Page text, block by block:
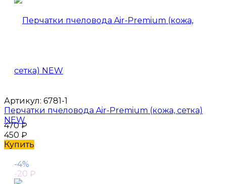
Артикул: 6781-1
Перчатки пчеловода Air-Premium (кожа, сетка)
NEW
470₽
450 ₽
Купить
-4%
-20 ₽